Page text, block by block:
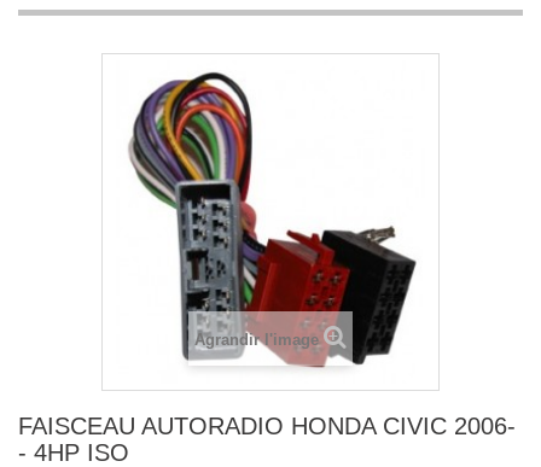
Agrandir l'image
FAISCEAU AUTORADIO HONDA CIVIC 2006-
- 4HP ISO